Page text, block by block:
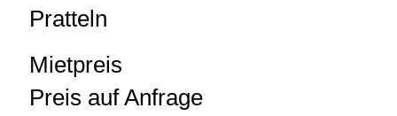
Pratteln
Mietpreis
Preis auf Anfrage